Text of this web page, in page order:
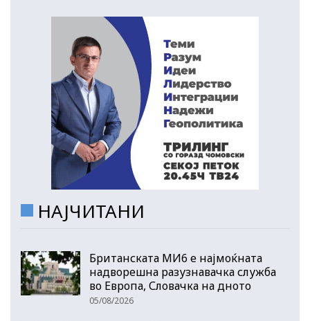
НАЈЧИТАНИ
Британската МИ6 е најмоќната
надворешна разузнавачка служба
во Европа, Словачка на дното
05/08/2026